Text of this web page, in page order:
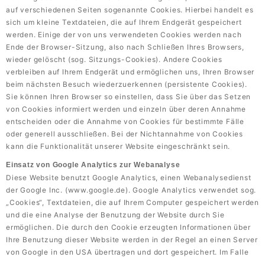
auf verschiedenen Seiten sogenannte Cookies. Hierbei handelt es
sich um kleine Textdateien, die auf Ihrem Endgerät gespeichert
werden. Einige der von uns verwendeten Cookies werden nach
Ende der Browser-Sitzung, also nach Schließen Ihres Browsers,
wieder gelöscht (sog. Sitzungs-Cookies). Andere Cookies
verbleiben auf Ihrem Endgerät und ermöglichen uns, Ihren Browser
beim nächsten Besuch wiederzuerkennen (persistente Cookies).
Sie können Ihren Browser so einstellen, dass Sie über das Setzen
von Cookies informiert werden und einzeln über deren Annahme
entscheiden oder die Annahme von Cookies für bestimmte Fälle
oder generell ausschließen. Bei der Nichtannahme von Cookies
kann die Funktionalität unserer Website eingeschränkt sein.
Einsatz von Google Analytics zur Webanalyse
Diese Website benutzt Google Analytics, einen Webanalysedienst
der Google Inc. (www.google.de). Google Analytics verwendet sog.
„Cookies“, Textdateien, die auf Ihrem Computer gespeichert werden
und die eine Analyse der Benutzung der Website durch Sie
ermöglichen. Die durch den Cookie erzeugten Informationen über
Ihre Benutzung dieser Website werden in der Regel an einen Server
von Google in den USA übertragen und dort gespeichert. Im Falle